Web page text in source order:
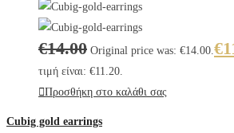
€14.00 Original price was: €14.00.€
τιμή είναι: €11.20.
Προσθήκη στο καλάθι σας
Cubig gold earrings